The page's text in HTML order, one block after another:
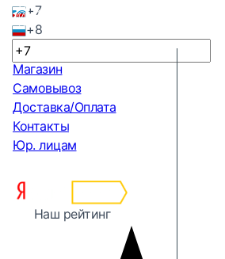
+7
+8
Магазин
Самовывоз
Доставка/Оплата
Контакты
Юр. лицам
Наш рейтинг